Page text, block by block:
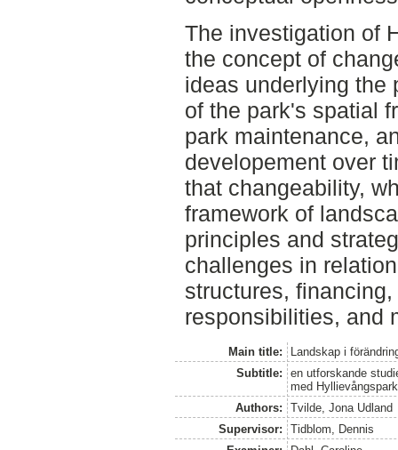
The investigation of
the concept of
ideas underlying the
of the park's spatial
park maintenance,
developement over
that changeability,
framework of
principles and
challenges in
structures,
responsibilities, and
Main title:
Landskap i
Subtitle:
en utforskande
med
Authors:
Tvilde, Jona Udland
Supervisor:
Tidblom, Dennis